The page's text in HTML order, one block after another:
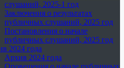
слушаний, 2025-1 год
Заключения о результатах
публичных слушаний, 2025 год
Постановления о начале
публичных слушаний, 2025 год
2024 года
Архив 2024 года
Оповещения о начале публичных